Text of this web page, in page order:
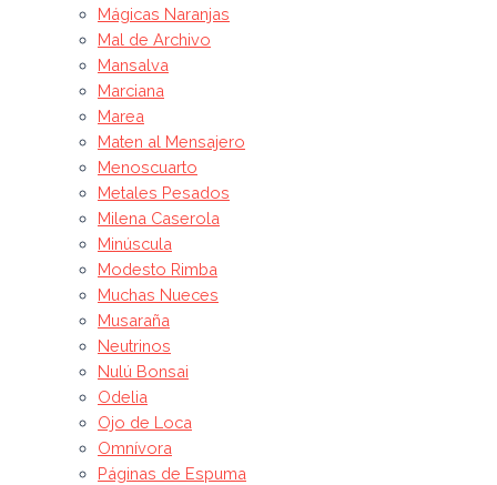
Mágicas Naranjas
Mal de Archivo
Mansalva
Marciana
Marea
Maten al Mensajero
Menoscuarto
Metales Pesados
Milena Caserola
Minúscula
Modesto Rimba
Muchas Nueces
Musaraña
Neutrinos
Nulú Bonsai
Odelia
Ojo de Loca
Omnívora
Páginas de Espuma